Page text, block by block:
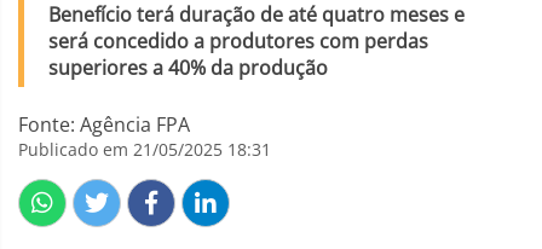
Benefício terá duração de até quatro meses e
será concedido a produtores com perdas
superiores a 40% da produção
Fonte: Agência FPA
Publicado em 21/05/2025 18:31